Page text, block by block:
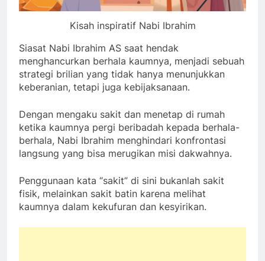
Kisah inspiratif Nabi Ibrahim
Siasat Nabi Ibrahim AS saat hendak
menghancurkan berhala kaumnya, menjadi sebuah
strategi brilian yang tidak hanya menunjukkan
keberanian, tetapi juga kebijaksanaan.
Dengan mengaku sakit dan menetap di rumah
ketika kaumnya pergi beribadah kepada berhala-
berhala, Nabi Ibrahim menghindari konfrontasi
langsung yang bisa merugikan misi dakwahnya.
Penggunaan kata “sakit” di sini bukanlah sakit
fisik, melainkan sakit batin karena melihat
kaumnya dalam kekufuran dan kesyirikan.